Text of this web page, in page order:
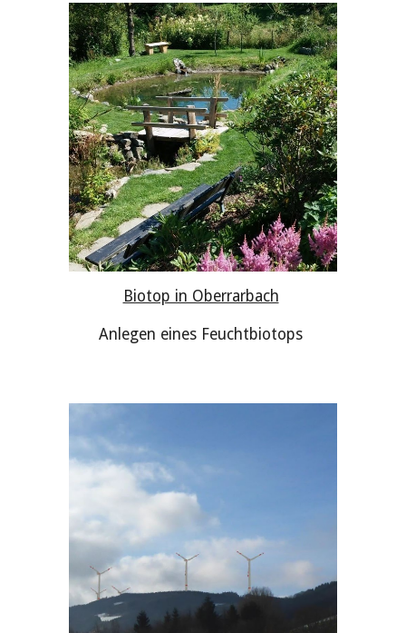
Biotop in Oberrarbach
Anlegen eines Feuchtbiotops